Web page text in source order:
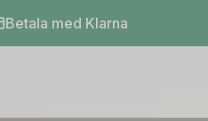
Betala med Klarna